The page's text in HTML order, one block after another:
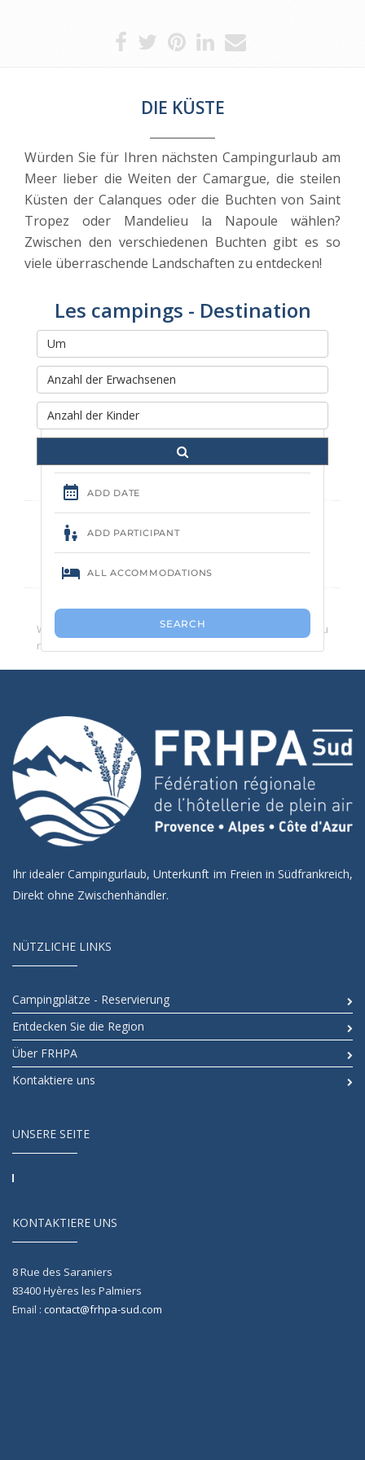
DIE KÜSTE
Würden Sie für Ihren nächsten Campingurlaub am
Meer lieber die Weiten der Camargue, die steilen
Küsten der Calanques oder die Buchten von Saint
Tropez oder Mandelieu la Napoule wählen?
Zwischen den verschiedenen Buchten gibt es so
viele überraschende Landschaften zu entdecken!
Les campings - Destination
Rechercher et réserver votre
séjour
Kein Campingplatz gefunden.
Wir empfehlen Ihnen, die Anzahl der Suchkriterien zu
reduzieren.
Ihr idealer Campingurlaub, Unterkunft im Freien in Südfrankreich,
Direkt ohne Zwischenhändler.
NÜTZLICHE LINKS
Campingplätze - Reservierung
Entdecken Sie die Region
Über FRHPA
Kontaktiere uns
UNSERE SEITE
KONTAKTIERE UNS
8 Rue des Saraniers
83400Hyères les Palmiers
Email : contact@frhpa-sud.com